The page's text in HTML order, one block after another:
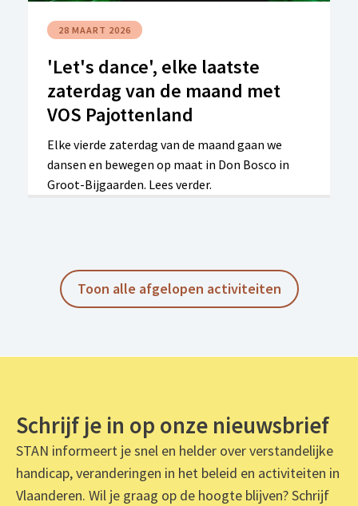
28 MAART 2026
'Let's dance', elke laatste
zaterdag van de maand met
VOS Pajottenland
Elke vierde zaterdag van de maand gaan we
dansen en bewegen op maat in Don Bosco in
Groot-Bijgaarden. Lees verder.
Toon alle afgelopen activiteiten
Schrijf je in op onze nieuwsbrief
STAN informeert je snel en helder over verstandelijke
handicap, veranderingen in het beleid en activiteiten in
Vlaanderen. Wil je graag op de hoogte blijven? Schrijf